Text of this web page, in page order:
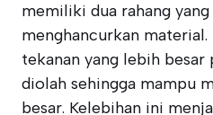
memiliki dua rahang
menghancurkan
tekanan yang lebih besar
diolah sehingga mampu
besar. Kelebihan ini